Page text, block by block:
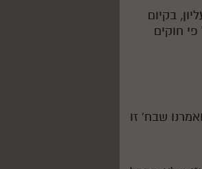
בקיום
חוקים
שבח' זו